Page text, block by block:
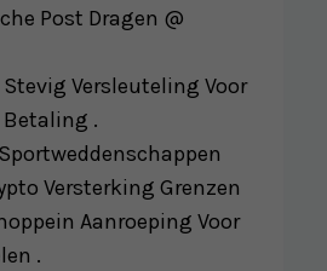
Post Dragen @
Versleuteling Voor
.
Versterking Grenzen
Aanroeping Voor
.